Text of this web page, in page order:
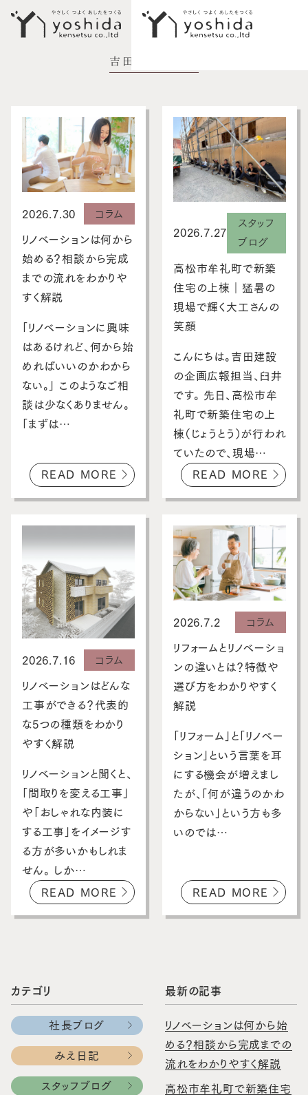
イベント情報
5つのこだわり
施工事例
新築住宅
性能向上リノベーション
モデルハウス
スタッフブログ
お客さまの声
お問い合わせ・資料請求
採用情報
吉田建設ブログ
カテゴリ
社長ブログ
みえ日記
スタッフブログ
最新の記事
リノベーションは何から始
める？相談から完成までの
流れをわかりやすく解説
高松市牟礼町で新築住宅
2026.7.30 コラム
リノベーションは何から
始める？相談から完成
までの流れをわかりや
すく解説
「リノベーションに興味
はあるけれど、何から始
めればいいのかわから
ない。」 このようなご相
談は少なくありません。
「まずは…
READ MORE
2026.7.27
スタッフ
ブログ
高松市牟礼町で新築
住宅の上棟｜猛暑の
現場で輝く大工さんの
笑顔
こんにちは。吉田建設
の企画広報担当、臼井
です。 先日、高松市牟
礼町で新築住宅の上
棟（じょうとう）が行われ
ていたので、現場…
READ MORE
2026.7.16 コラム
リノベーションはどんな
工事ができる？代表的
な5つの種類をわかり
やすく解説
リノベーションと聞くと、
「間取りを変える工事」
や「おしゃれな内装に
する工事」をイメージす
る方が多いかもしれま
せん。 しか…
READ MORE
2026.7.2 コラム
リフォームとリノベーショ
ンの違いとは？特徴や
選び方をわかりやすく
解説
「リフォーム」と「リノベー
ション」という言葉を耳
にする機会が増えまし
たが、「何が違うのかわ
からない」という方も多
いのでは…
READ MORE